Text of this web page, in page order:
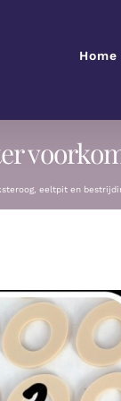
Home
eeltpit en